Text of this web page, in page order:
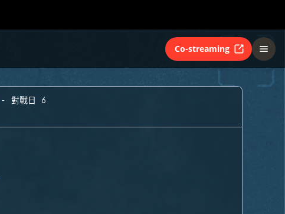
Co-streaming
對戰日 6